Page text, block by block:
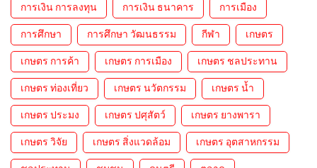
การเงิน การลงทุน การเงิน ธนาคาร การเมือง
การศึกษา การศึกษา วัฒนธรรม กีฬา เกษตร
เกษตร การค้า เกษตร การเมือง เกษตร ชลประทาน
เกษตร ท่องเที่ยว เกษตร นวัตกรรม เกษตร น้ำ
เกษตร ประมง เกษตร ปศุสัตว์ เกษตร ยางพารา
เกษตร วิจัย เกษตร สิ่งแวดล้อม เกษตร อุตสาหกรรม